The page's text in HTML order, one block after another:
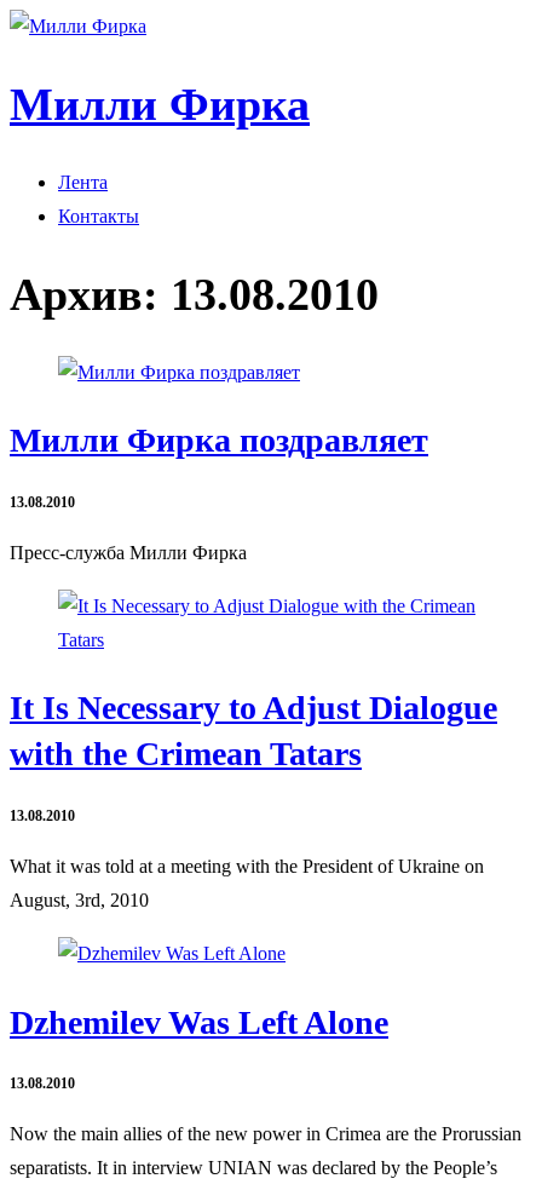
Милли Фирка
Лента
Контакты
Архив: 13.08.2010
Милли Фирка поздравляет
13.08.2010
Пресс-служба Милли Фирка
It Is Necessary to Adjust Dialogue
with the Crimean Tatars
13.08.2010
What it was told at a meeting with the President of Ukraine on
August, 3rd, 2010
Dzhemilev Was Left Alone
13.08.2010
Now the main allies of the new power in Crimea are the Prorussian
separatists. It in interview UNIAN was declared by the People’s